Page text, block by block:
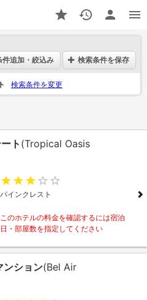
件追加・絞込み
検索条件を保存
検索条件を変更
ト (Tropical Oasis
パインクレスト
このホテルの料金を確認するには宿泊
日・部屋数を指定してください
ンション(Bel Air